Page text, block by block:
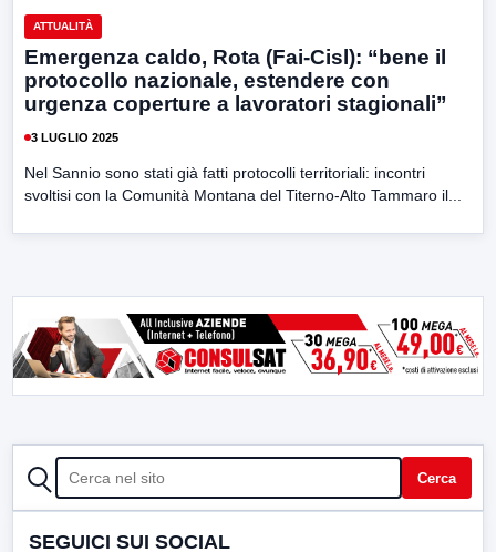
ATTUALITÀ
Emergenza caldo, Rota (Fai-Cisl): “bene il
protocollo nazionale, estendere con
urgenza coperture a lavoratori stagionali”
3 LUGLIO 2025
Nel Sannio sono stati già fatti protocolli territoriali: incontri
svoltisi con la Comunità Montana del Titerno-Alto Tammaro il...
CERCA Cerca
SEGUICI SUI SOCIAL